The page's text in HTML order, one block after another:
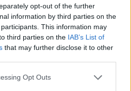
opt-out of the further
information by third parties on the
participants. This information may
third parties on the IAB’s List of
that may further disclose it to other
Opt Outs